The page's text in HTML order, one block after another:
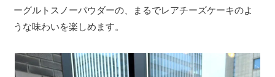
ーグルトスノーパウダーの、まるでレアチーズケーキのよ
うな味わいを楽しめます。